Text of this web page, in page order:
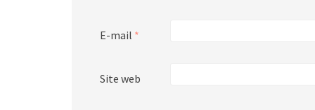
E-mail *
Site web